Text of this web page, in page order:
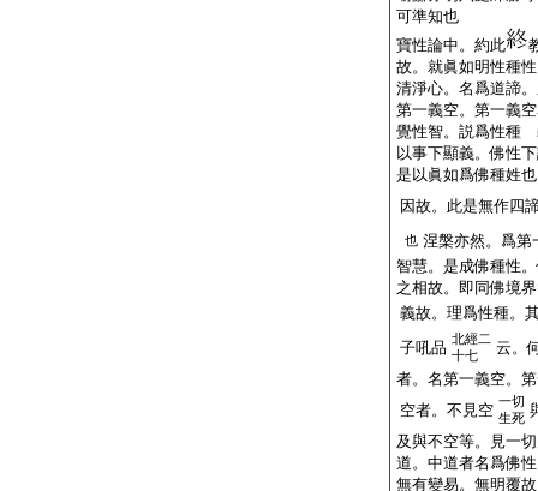
可準知也
寶性論中。約此
故。就眞如明性種
清淨心。名爲道諦
第一義空。第一義
覺性智。説爲性種
以事下顯義。佛性
是以眞如爲佛種姓
因故。此是無作四
也 涅槃亦然。爲第
智慧。是成佛種性
之相故。即同佛境
義故。理爲性種。
子吼品 北經二
十七
云。
者。名第一義空。
空者。不見空 一切
生死
及與不空等。見一
道。中道者名爲佛
無有變易。無明覆